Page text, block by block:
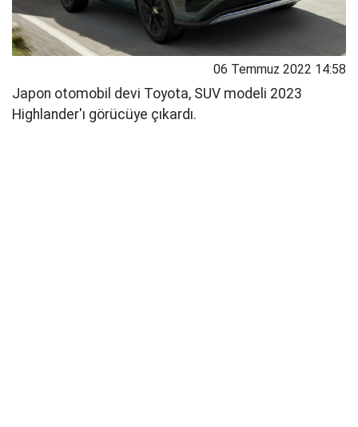
06 Temmuz 2022 14:58
Japon otomobil devi Toyota, SUV modeli 2023
Highlander'ı görücüye çıkardı.